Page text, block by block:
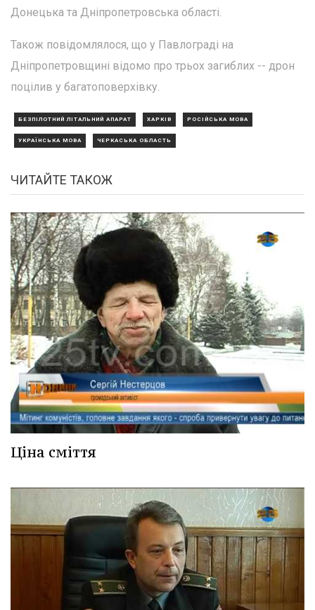
Донецька та Дніпропетровська області.
Також повідомлялося, що у Павлограді на
Дніпропетровщині відомо про трьох загиблих -- дрон
поцілив у багатоповерхівку.
БЕЗПІЛОТНИЙ ЛІТАЛЬНИЙ АПАРАТ ХАРКІВ РОСІЙСЬКА МОВА
УКРАЇНСЬКА МОВА ЧЕРКАСЬКА ОБЛАСТЬ
ЧИТАЙТЕ ТАКОЖ
Ціна сміття